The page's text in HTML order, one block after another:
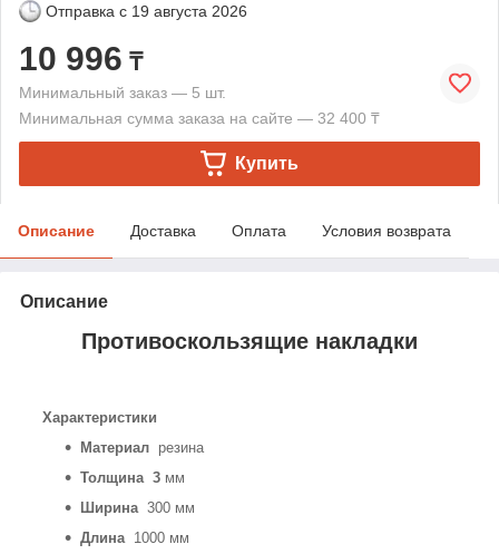
Отправка с 19 августа 2026
10 996 ₸
Минимальный заказ — 5 шт.
Минимальная сумма заказа на сайте — 32 400 ₸
Купить
Описание Доставка Оплата Условия возврата
Описание
Противоскользящие накладки
Характеристики
Материал резина
Толщина 3 мм
Ширина 300 мм
Длина 1000 мм